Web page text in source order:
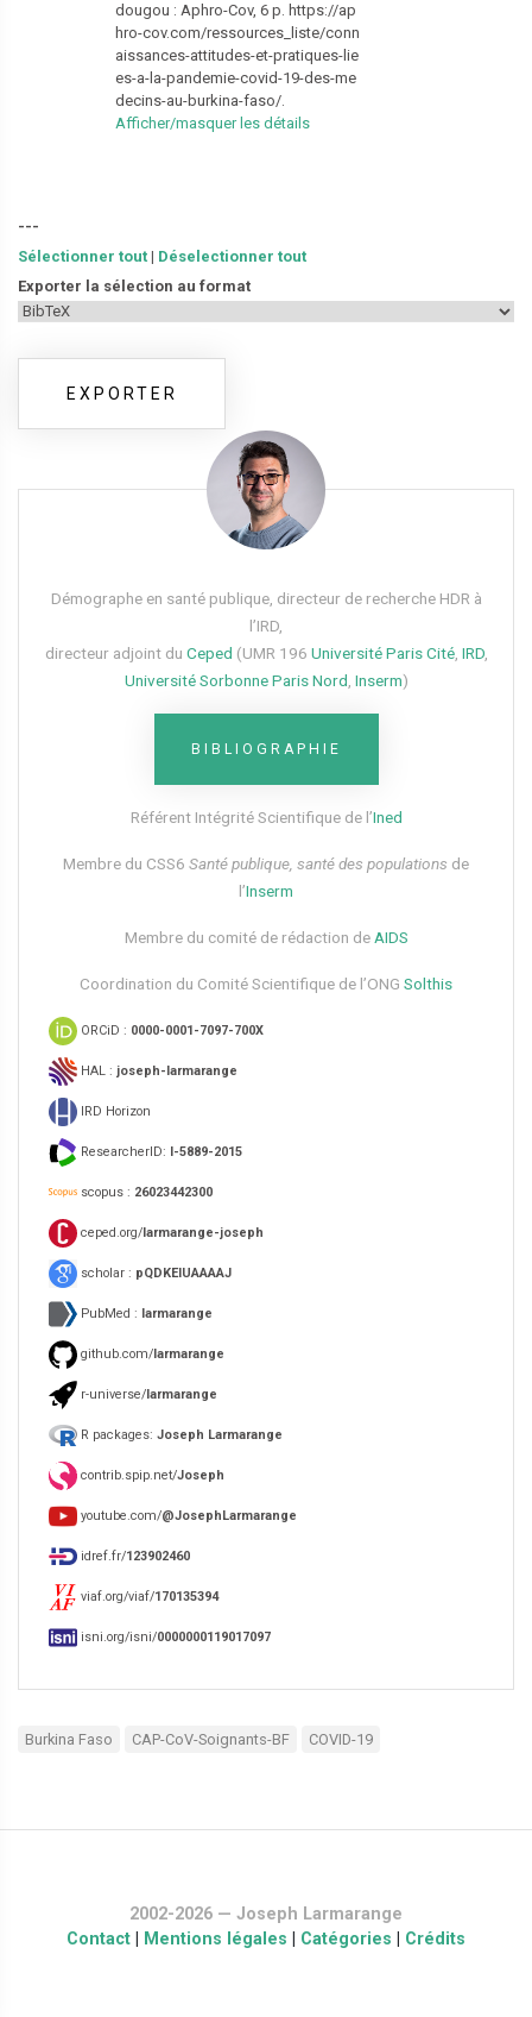
dougou : Aphro-Cov, 6 p. https://ap
hro-cov.com/ressources_liste/conn
aissances-attitudes-et-pratiques-lie
es-a-la-pandemie-covid-19-des-me
decins-au-burkina-faso/.
Afficher/masquer les détails
---
Sélectionner tout | Déselectionner tout
Exporter la sélection au format
Démographe en santé publique, directeur de recherche HDR à
l’IRD,
directeur adjoint du Ceped (UMR 196 Université Paris Cité, IRD,
Université Sorbonne Paris Nord, Inserm)
BIBLIOGRAPHIE
Référent Intégrité Scientifique de l’Ined
Membre du CSS6​ Santé publique, santé des populations de
l’Inserm
Membre du comité de rédaction deAIDS
Coordination du Comité Scientifique de l’ONG Solthis
ORCiD : 0000-0001-7097-700X
HAL : joseph-larmarange
IRD Horizon
ResearcherID: I-5889-2015
scopus : 26023442300
ceped.org/ larmarange-joseph
scholar : pQDKEIUAAAAJ
PubMed : larmarange
github.com/larmarange
r-universe/ larmarange
R packages: Joseph Larmarange
contrib.spip.net/Joseph
youtube.com/@JosephLarmarange
idref.fr/123902460
viaf.org/viaf/170135394
isni.org/isni/0000000119017097
Burkina Faso CAP-CoV-Soignants-BF COVID-19
2002-2026 — Joseph Larmarange
Contact
Mentions légales Catégories Crédits